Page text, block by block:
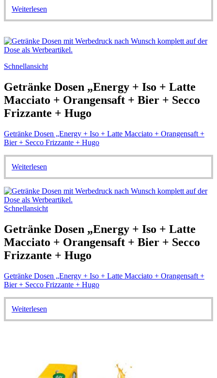
Weiterlesen
Schnellansicht
Getränke Dosen „Energy + Iso + Latte
Macciato + Orangensaft + Bier + Secco
Frizzante + Hugo
Getränke Dosen „Energy + Iso + Latte Macciato + Orangensaft +
Bier + Secco Frizzante + Hugo
Weiterlesen
Schnellansicht
Getränke Dosen „Energy + Iso + Latte
Macciato + Orangensaft + Bier + Secco
Frizzante + Hugo
Getränke Dosen „Energy + Iso + Latte Macciato + Orangensaft +
Bier + Secco Frizzante + Hugo
Weiterlesen